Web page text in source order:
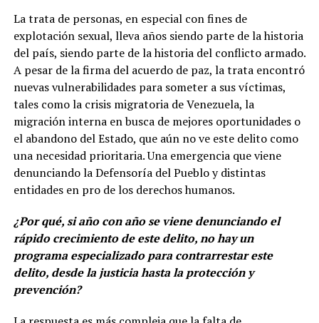
La trata de personas, en especial con fines de
explotación sexual, lleva años siendo parte de la historia
del país, siendo parte de la historia del conflicto armado.
A pesar de la firma del acuerdo de paz, la trata encontró
nuevas vulnerabilidades para someter a sus víctimas,
tales como la crisis migratoria de Venezuela, la
migración interna en busca de mejores oportunidades o
el abandono del Estado, que aún no ve este delito como
una necesidad prioritaria. Una emergencia que viene
denunciando la Defensoría del Pueblo y distintas
entidades en pro de los derechos humanos.
¿Por qué, si año con año se viene denunciando el
rápido crecimiento de este delito, no hay un
programa especializado para contrarrestar este
delito, desde la justicia hasta la protección y
prevención?